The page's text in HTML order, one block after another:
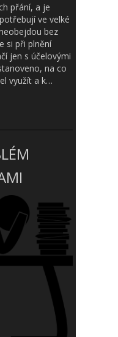
přání, a je
ve velké
bez
si při plnění
jen s účelovými
na co
využít a k…